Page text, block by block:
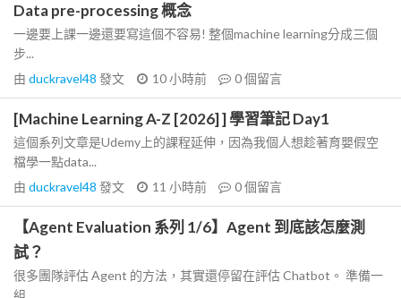
Data pre-processing 概念
一邊要上課一邊還要寫這個不容易! 整個machine learning分成三個
步...
由 duckravel48 發文 10 小時前 0個留言
[Machine Learning A-Z [2026] ] 學習筆記 Day1
這個系列文章是Udemy上的課程延伸，因為我個人想趁著育嬰假空
檔學一點data...
由 duckravel48 發文 11 小時前 0個留言
【Agent Evaluation 系列 1/6】Agent 到底該怎麼測
試？
很多團隊評估 Agent 的方法，其實還停留在評估 Chatbot。 準備一
組...